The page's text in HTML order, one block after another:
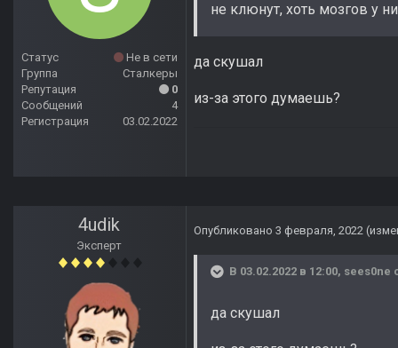
Статус
Не в сети
Группа
Сталкеры
Репутация
0
Сообщений
4
Регистрация
03.02.2022
не клюнут, хоть мозгов у
да скушал
из-за этого думаешь?
4udik
Эксперт
Опубликовано 3 февраля, 2022
В 03.02.2022 в 12:00, sees0ne
да скушал